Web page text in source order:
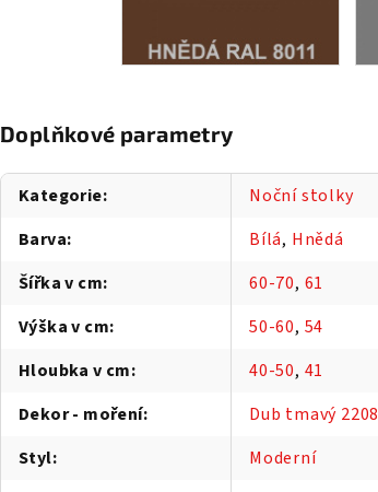
Doplňkové parametry
Kategorie:
Noční stolky
Barva: Bílá, Hnědá
Šířka v cm: 60-70, 61
Výška v cm: 50-60, 54
Hloubka v cm: 40-50, 41
Dekor - moření: Dub tmavý 2208
Styl:
Moderní